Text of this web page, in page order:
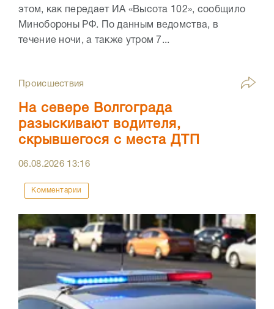
этом, как передает ИА «Высота 102», сообщило
Минобороны РФ. По данным ведомства, в
течение ночи, а также утром 7...
Происшествия
На севере Волгограда
разыскивают водителя,
скрывшегося с места ДТП
06.08.2026 13:16
Комментарии